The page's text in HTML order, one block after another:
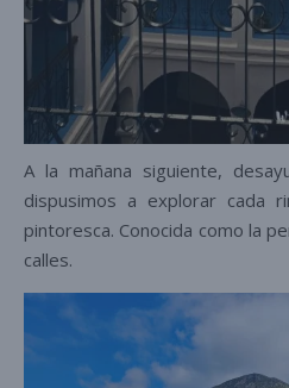
A la mañana siguiente,
dispusimos a explorar cada
pintoresca. Conocida como la
calles.